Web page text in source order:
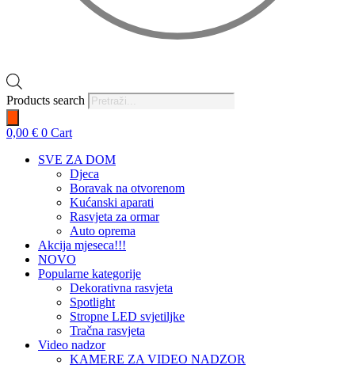
Products search
0,00 € 0 Cart
SVE ZA DOM
Djeca
Boravak na otvorenom
Kućanski aparati
Rasvjeta za ormar
Auto oprema
Akcija mjeseca!!!
NOVO
Popularne kategorije
Dekorativna rasvjeta
Spotlight
Stropne LED svjetiljke
Tračna rasvjeta
Video nadzor
KAMERE ZA VIDEO NADZOR